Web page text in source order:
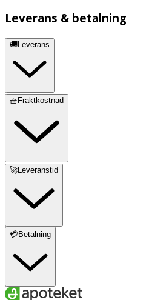
Leverans & betalning
🚚Leverans
🧺Fraktkostnad
🚀Leveranstid
💳Betalning